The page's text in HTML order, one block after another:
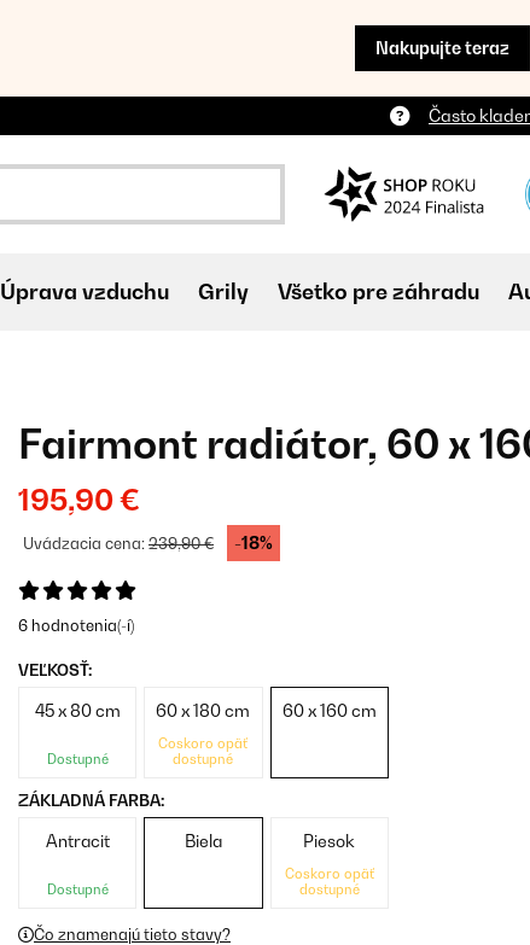
Nakupujte teraz
Často
Úprava vzduchu Grily Všetko pre záhradu
Fairmont radiátor, 60 x
195,90 €
Uvádzacia cena:239,90 € -18%
6 hodnotenia(-í)
VEĽKOSŤ:
45 x 80 cm
Dostupné
60 x 180 cm
Čoskoro opäť
dostupné
60 x 160 cm
ZÁKLADNÁ FARBA:
Antracit
Dostupné
Biela Piesok
Čoskoro opäť
dostupné
Čo znamenajú tieto stavy?